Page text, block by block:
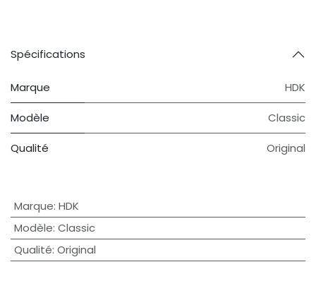
Spécifications
Marque HDK
Modèle Classic
Qualité Original
Marque: HDK
Modèle: Classic
Qualité: Original